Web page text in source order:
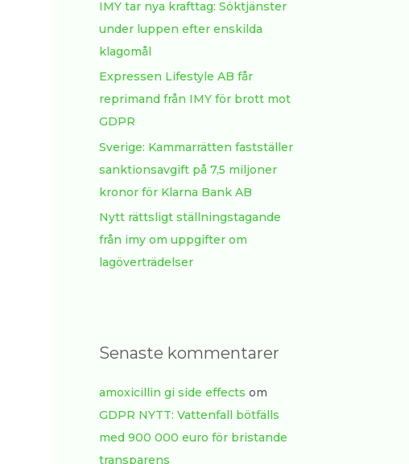
:IMY tar nya krafttag: Söktjänster
under luppen efter enskilda
klagomål
Expressen Lifestyle AB får
reprimand från IMY för brott mot
GDPR
Sverige: Kammarrätten fastställer
sanktionsavgift på 7,5 miljoner
kronor för Klarna Bank AB
Nytt rättsligt ställningstagande
från imy om uppgifter om
lagöverträdelser
Senaste kommentarer
amoxicillin gi side effects om
GDPR NYTT: Vattenfall bötfälls
med 900 000 euro för bristande
transparens